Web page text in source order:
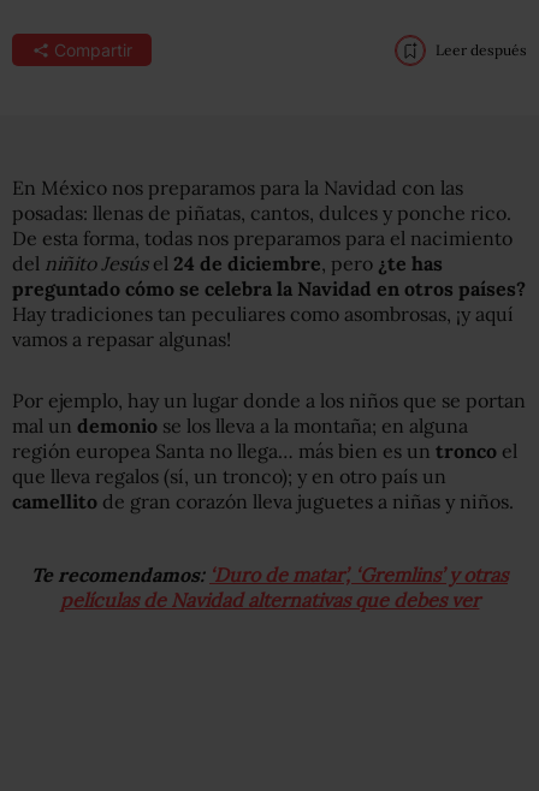
Compartir Leer después
En México nos preparamos para la Navidad con las
posadas: llenas de piñatas, cantos, dulces y ponche rico.
De esta forma, todas nos preparamos para el nacimiento
del niñito Jesúsel 24 de diciembre, pero ¿te has
preguntado cómo se celebra la Navidad en otros países?
Hay tradiciones tan peculiares como asombrosas, ¡y aquí
vamos a repasar algunas!
Por ejemplo, hay un lugar donde a los niños que se portan
mal un demonio se los lleva a la montaña; en alguna
región europea Santa no llega… más bien es un tronco el
que lleva regalos (sí, un tronco); y en otro país un
camellito de gran corazón lleva juguetes a niñas y niños.
Te recomendamos: ‘Duro de matar’, ‘Gremlins’ y otras
películas de Navidad alternativas que debes ver